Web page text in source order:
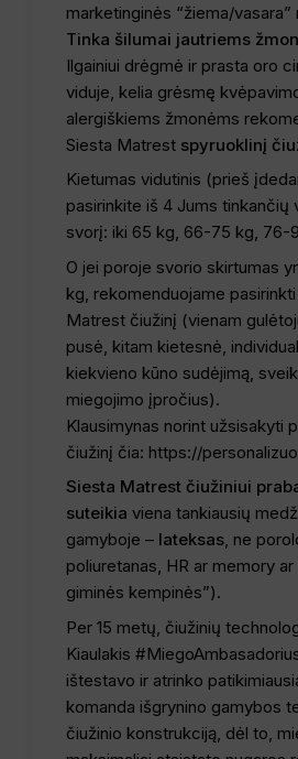
marketinginės “žiema/vasara”
Tinka šilumai jautriems
Ilgainiui drėgmė ir prasta oro
viduje, kelia grėsmę
alergiškiems žmonėms
Siesta Matrest spyruoklinį
Kietumas vidutinis (prieš
pasirinkite iš 4 Jums tinkančių
svorį: iki 65 kg, 66-75 kg, 76-
O jei poroje svorio skirtumas
kg, rekomenduojame
Matrest čiužinį (vienam
pusė, kitam kietesnė,
kiekvieno kūno sudėjimą,
miegojimo įpročius).
Klausimynas norint užsisakyti
čiužinį čia: https://
Siesta Matrest čiužiniui
suteikia viena tankiausių
gamyboje – lateksas, ne
poliuretanas, HR ar memory
giminės kempinės”).
Per 15 metų, čiužinių
Kiaulakis
ištestavo ir atrinko
komanda išgrynino gamybos
čiužinio konstrukciją, dėl to,